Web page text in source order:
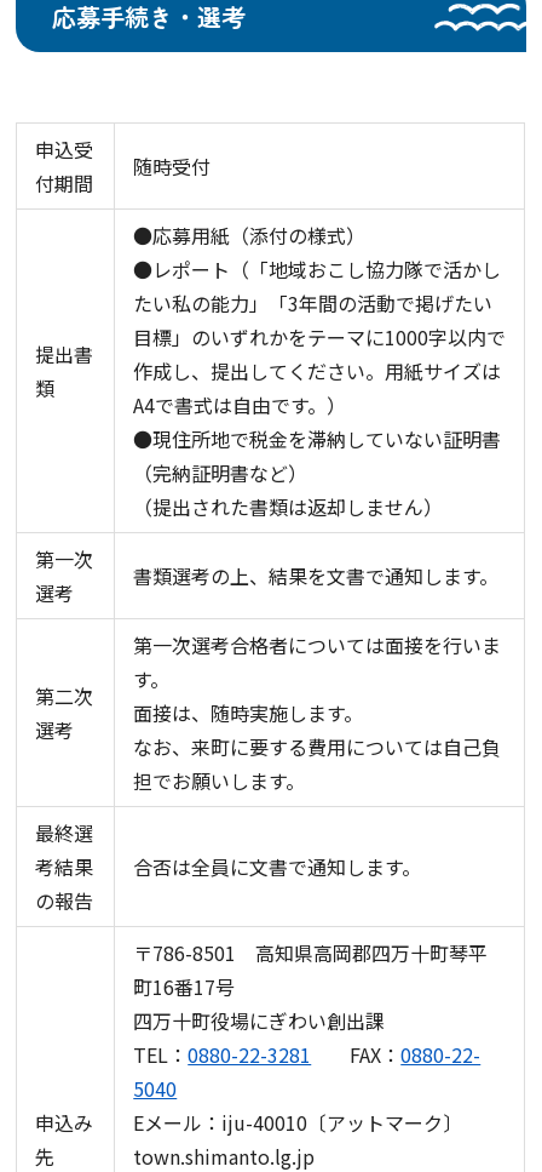
応募手続き・選考
申込受
付期間
随時受付
提出書
類
●応募用紙（添付の様式）
●レポート（「地域おこし協力隊で活かし
たい私の能力」「3年間の活動で掲げたい
目標」のいずれかをテーマに1000字以内で
作成し、提出してください。用紙サイズは
A4で書式は自由です。）
●現住所地で税金を滞納していない証明書
（完納証明書など）
（提出された書類は返却しません）
第一次
選考
書類選考の上、結果を文書で通知します。
第二次
選考
第一次選考合格者については面接を行いま
す。
面接は、随時実施します。
なお、来町に要する費用については自己負
担でお願いします。
最終選
考結果
の報告
合否は全員に文書で通知します。
申込み
先
〒786-8501 高知県高岡郡四万十町琴平
町16番17号
四万十町役場にぎわい創出課
TEL：0880-22-3281 FAX：0880-22-
5040
Eメール：iju-40010〔アットマーク〕
town.shimanto.lg.jp